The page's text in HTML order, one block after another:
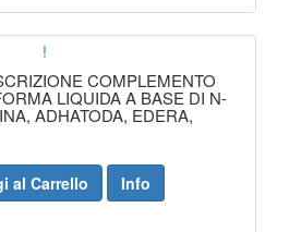
!
COMPLEMENTO
LIQUIDA A BASE DI N-
ADHATODA, EDERA,
al Carrello Info